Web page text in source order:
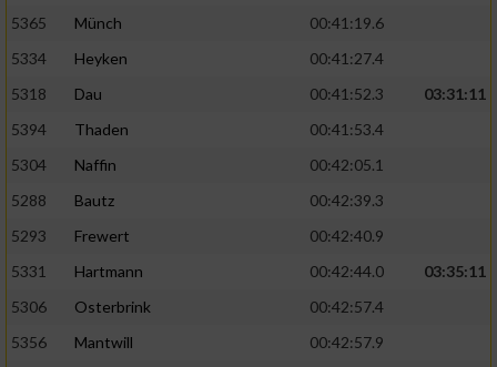
5365 Münch
00:41:19.6
5334
Heyken
00:41:27.4
5318
Dau 00:41:52.3
03:31:11
5394
Thaden
00:41:53.4
5304
Naffin
00:42:05.1
5288
Bautz
00:42:39.3
5293
Frewert
00:42:40.9
5331
Hartmann 00:42:44.0
03:35:11
5306
Osterbrink
00:42:57.4
5356
Mantwill
00:42:57.9